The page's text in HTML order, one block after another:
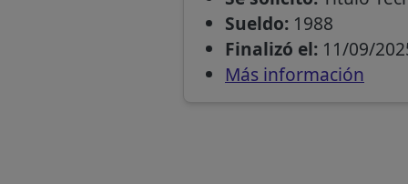
Sueldo:1988
Finalizó el:11/09/
Más información